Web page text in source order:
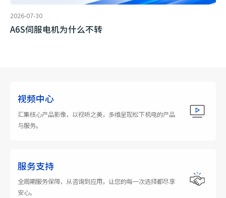
2026-07-30
A6S伺服电机为什么不转
视频中心
汇集核心产品影像，以视听之美，多维呈现松下机电的产品
与服务。
服务支持
全周期服务保障，从咨询到应用，让您的每一次选择都尽享
安心。